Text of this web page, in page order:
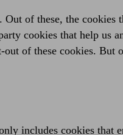
of these, the cookies
cookies that help us
of these cookies. But
includes cookies that